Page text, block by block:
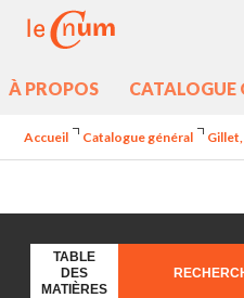
À PROPOS CATALOGUE
Accueil Catalogue général
TABLE
DES
MATIÈRES